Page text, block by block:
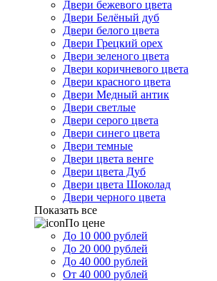
Двери бежевого цвета
Двери Белёный дуб
Двери белого цвета
Двери Грецкий орех
Двери зеленого цвета
Двери коричневого цвета
Двери красного цвета
Двери Медный антик
Двери светлые
Двери серого цвета
Двери синего цвета
Двери темные
Двери цвета венге
Двери цвета Дуб
Двери цвета Шоколад
Двери черного цвета
Показать все
По цене
До 10 000 рублей
До 20 000 рублей
До 40 000 рублей
От 40 000 рублей